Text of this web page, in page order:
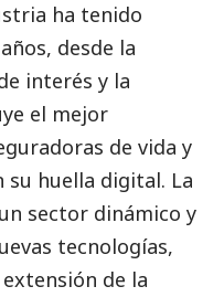
ha tenido
desde la
interés y la
el mejor
de vida y
huella digital. La
sector dinámico y
tecnologías,
de la